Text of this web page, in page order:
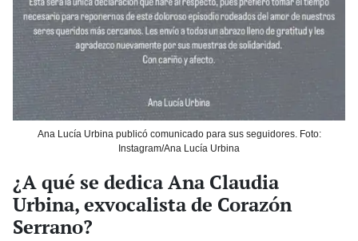
Ana Lucía Urbina publicó comunicado para sus seguidores. Foto:
Instagram/Ana Lucía Urbina
¿A qué se dedica Ana Claudia
Urbina, exvocalista de Corazón
Serrano?